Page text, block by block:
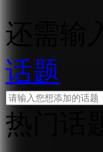
还需输
话题
热门话题